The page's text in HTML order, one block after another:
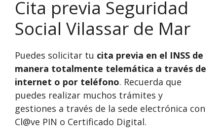
Cita previa Seguridad
Social Vilassar de Mar
Puedes solicitar tu cita previa en el INSS de
manera totalmente telemática a través de
internet o por teléfono. Recuerda que
puedes realizar muchos trámites y
gestiones a través de la sede electrónica con
Cl@ve PIN o Certificado Digital.